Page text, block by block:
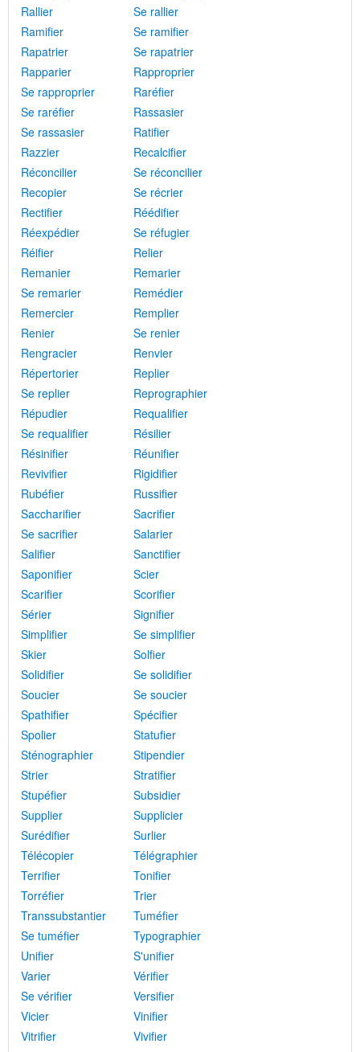
Rallier
Se rallier
Ramifier
Se ramifier
Rapatrier
Se rapatrier
Rapparier
Rapproprier
Se rapproprier
Raréfier
Se raréfier
Rassasier
Se rassasier
Ratifier
Razzier
Recalcifier
Réconcilier
Se réconcilier
Recopier
Se récrier
Rectifier
Réédifier
Réexpédier
Se réfugier
Réifier
Relier
Remanier
Remarier
Se remarier
Remédier
Remercier
Remplier
Renier
Se renier
Rengracier
Renvier
Répertorier
Replier
Se replier
Reprographier
Répudier
Requalifier
Se requalifier
Résilier
Résinifier
Réunifier
Revivifier
Rigidifier
Rubéfier
Russifier
Saccharifier
Sacrifier
Se sacrifier
Salarier
Salifier
Sanctifier
Saponifier
Scier
Scarifier
Scorifier
Sérier
Signifier
Simplifier
Se simplifier
Skier
Solfier
Solidifier
Se solidifier
Soucier
Se soucier
Spathifier
Spécifier
Spolier
Statufier
Sténographier
Stipendier
Strier
Stratifier
Stupéfier
Subsidier
Supplier
Supplicier
Surédifier
Surlier
Télécopier
Télégraphier
Terrifier
Tonifier
Torréfier
Trier
Transsubstantier
Tuméfier
Se tuméfier
Typographier
Unifier
S'unifier
Varier
Vérifier
Se vérifier
Versifier
Vicier
Vinifier
Vitrifier
Vivifier